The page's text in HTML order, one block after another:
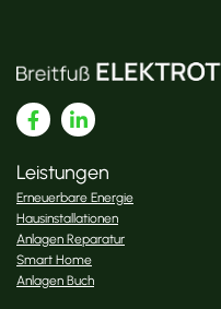
Leistungen
Erneuerbare Energie
Hausinstallationen
Anlagen Reparatur
Smart Home
Anlagen Buch